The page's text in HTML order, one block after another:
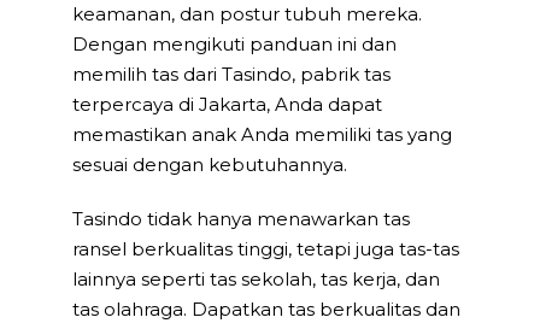
keamanan, dan postur tubuh mereka.
Dengan mengikuti panduan ini dan
memilih tas dari Tasindo, pabrik tas
terpercaya di Jakarta, Anda dapat
memastikan anak Anda memiliki tas yang
sesuai dengan kebutuhannya.
Tasindo tidak hanya menawarkan tas
ransel berkualitas tinggi, tetapi juga tas-tas
lainnya seperti tas sekolah, tas kerja, dan
tas olahraga. Dapatkan tas berkualitas dan